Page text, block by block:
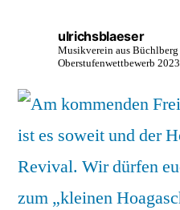
ulrichsblaeser
Musikverein aus Büchlberg
Oberstufenwettbewerb 2023